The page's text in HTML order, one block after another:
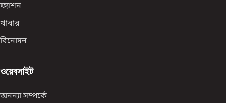
ফ্যাশন
খাবার
বিনোদন
ওয়েবসাইট
অনন্যা সম্পর্কে